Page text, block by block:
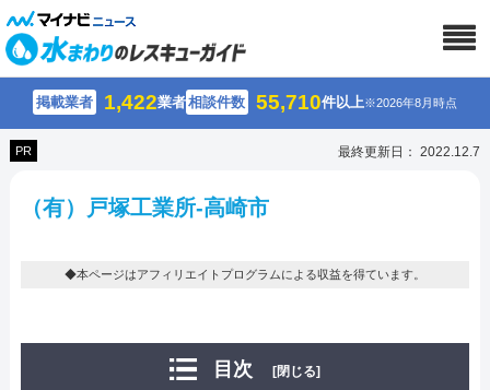
掲載業者 1,422業者相談件数 55,710件以上※2026年8月時点
PR 最終更新日： 2022.12.7
（有）戸塚工業所-高崎市
◆本ページはアフィリエイトプログラムによる収益を得ています。
目次 [閉じる]